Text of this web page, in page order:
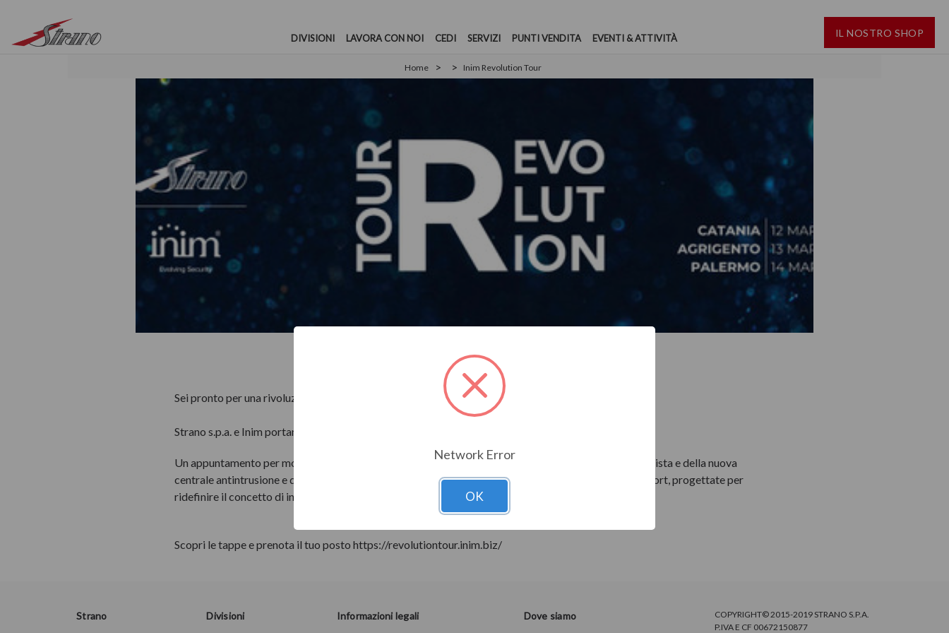
IL NOSTRO SHOP
DIVISIONI LAVORA CON NOI CEDI SERVIZI PUNTI VENDITA EVENTI & ATTIVITÀ
Home Inim Revolution Tour
INIM REVOLUTION TOUR
Sei pronto per una rivoluzione?
Strano s.p.a. e Inim portano in Sicilia tre tappe del Revolution Tour: Catania, Agrigento e Palermo.
Un appuntamento per mostrare le potenzialità dell'integrazione del TVCC Inim grazie al sistema InVista e della nuova
centrale antintrusione e domotica PrimeX. Due soluzioni all'avanguardia nel settore Security & Comfort, progettate per
ridefinire il concetto di integrazione e controllo.
Scopri le tappe e prenota il tuo posto https://revolutiontour.inim.biz/
Strano Divisioni Informazioni legali Dove siamo
COPYRIGHT© 2015-2019 STRANO S.P.A.
P.IVA E CF 00672150877
Network Error
OK